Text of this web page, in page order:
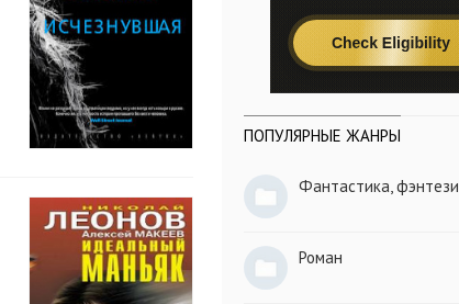
ПОПУЛЯРНЫЕ ЖАНРЫ
Фантастика, фэнтези
Роман